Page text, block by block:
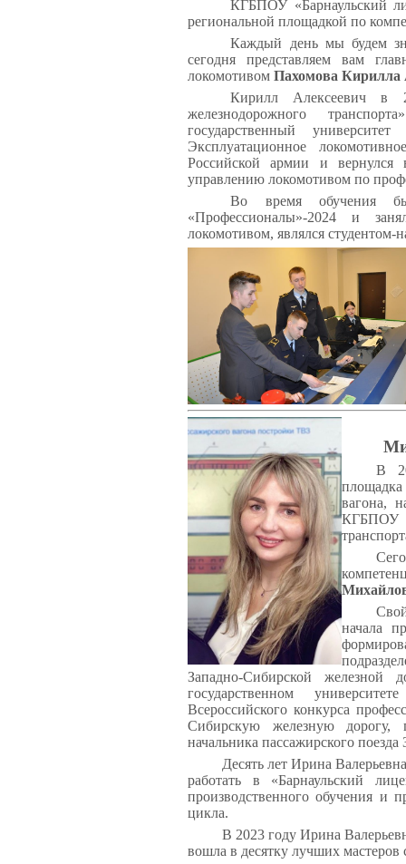
КГБПОУ «Барнаульский
региональной площадкой по
Каждый день мы будем
сегодня представляем вам
локомотивом Пахомова Кирилла
Кирилл Алексеевич в
железнодорожного
государственный
Эксплуатационное
Российской армии и вернулся
управлению локомотивом по
Во время обучения
«Профессионалы»-2024 и
локомотивом, являлся
В
вагона,
КГБПОУ
начала
Западно-Сибирской
государственном
Всероссийского конкурса
Сибирскую железную дорогу,
начальника пассажирского
Десять лет Ирина
работать в «Барнаульский
производственного обучения и
цикла.
В 2023 году Ирина
вошла в десятку лучших